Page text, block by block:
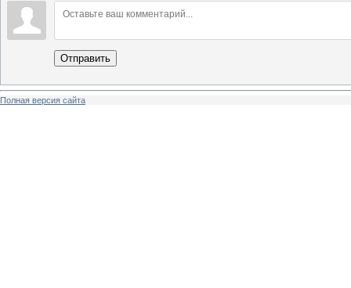
Отправить
Полная версия сайта